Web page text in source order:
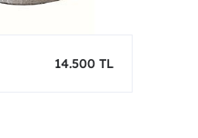
14.500 TL